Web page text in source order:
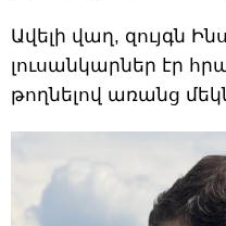
Ավելի վաղ, զույգն
լուսանկարներ էր
թողնելով առանց